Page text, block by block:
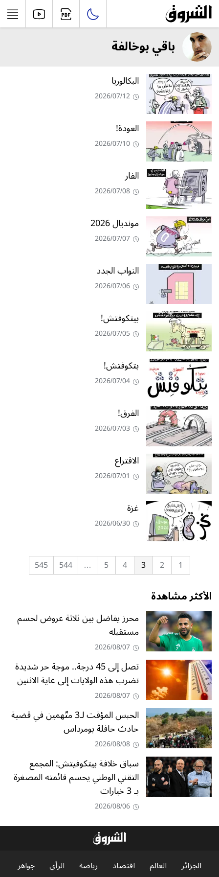
باقي بوخالفة
البكالوريا
2026/07/12
العودة!
2026/07/10
الفار
2026/07/08
مونديال 2026
2026/07/07
النواب الجدد
2026/07/06
بيتكوفتش!
2026/07/05
بتكوفتش!
2026/07/04
الفرق!
2026/07/03
الاقتراع
2026/07/01
غزة
2026/06/30
1
2
3
4
5
…
544
545
الأكثر مشاهدة
محرز يفاضل بين ثلاثة عروض لحسم
مستقبله
2026/08/07
تصل إلى 45 درجة.. موجة حر شديدة
تضرب هذه الولايات إلى غاية الاثنين
2026/08/07
الحبس المؤقت لـ3 متّهمين في قضية
حادث حافلة بومرداس
2026/08/08
سباق خلافة بيتكوفيتش: المجمع
التقني الوطني يحسم قائمته المصغرة
بـ 3 خيارات
2026/08/06
الجزائر العالم اقتصاد رياضة الرأي جواهر